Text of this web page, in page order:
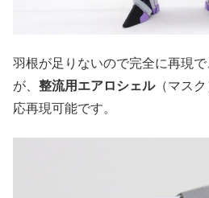
羽根が足りないので完全に再現
が、 整流用エアロシェル（マス
応再現可能です。